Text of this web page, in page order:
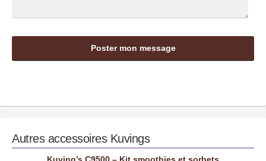
Autres accessoires Kuvings